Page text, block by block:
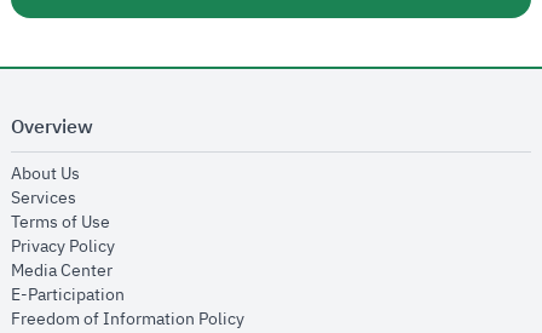
Overview
About Us
Services
Terms of Use
Privacy Policyopens in new window
Media Centeropens in new window
E-Participation
Freedom of Information Policyopens in new window